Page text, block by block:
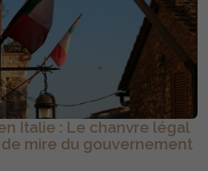
Italie : Le chanvre légal
mire du gouvernement